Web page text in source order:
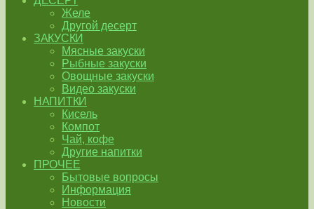
Желе
Другой десерт
ЗАКУСКИ
Мясные закуски
Рыбные закуски
Овощные закуски
Видео закуски
НАПИТКИ
Кисель
Компот
Чай, кофе
Другие напитки
ПРОЧЕЕ
Бытовые вопросы
Информация
Новости